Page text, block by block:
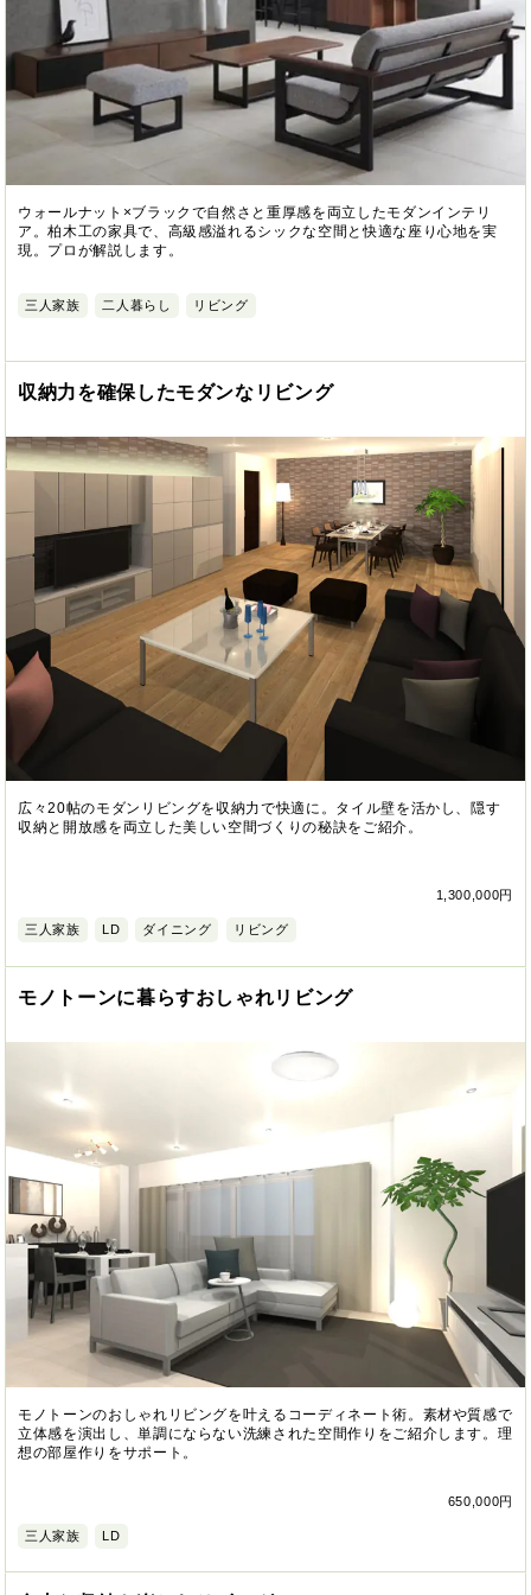
ウォールナット×ブラックで自然さと重厚感を両立したモダンインテリ
ア。柏木工の家具で、高級感溢れるシックな空間と快適な座り心地を実
現。プロが解説します。
三人家族 二人暮らし リビング
収納力を確保したモダンなリビング
広々20帖のモダンリビングを収納力で快適に。タイル壁を活かし、隠す
収納と開放感を両立した美しい空間づくりの秘訣をご紹介。
1,300,000円
三人家族 LD ダイニング リビング
モノトーンに暮らすおしゃれリビング
モノトーンのおしゃれリビングを叶えるコーディネート術。素材や質感で
立体感を演出し、単調にならない洗練された空間作りをご紹介します。理
想の部屋作りをサポート。
650,000円
三人家族 LD